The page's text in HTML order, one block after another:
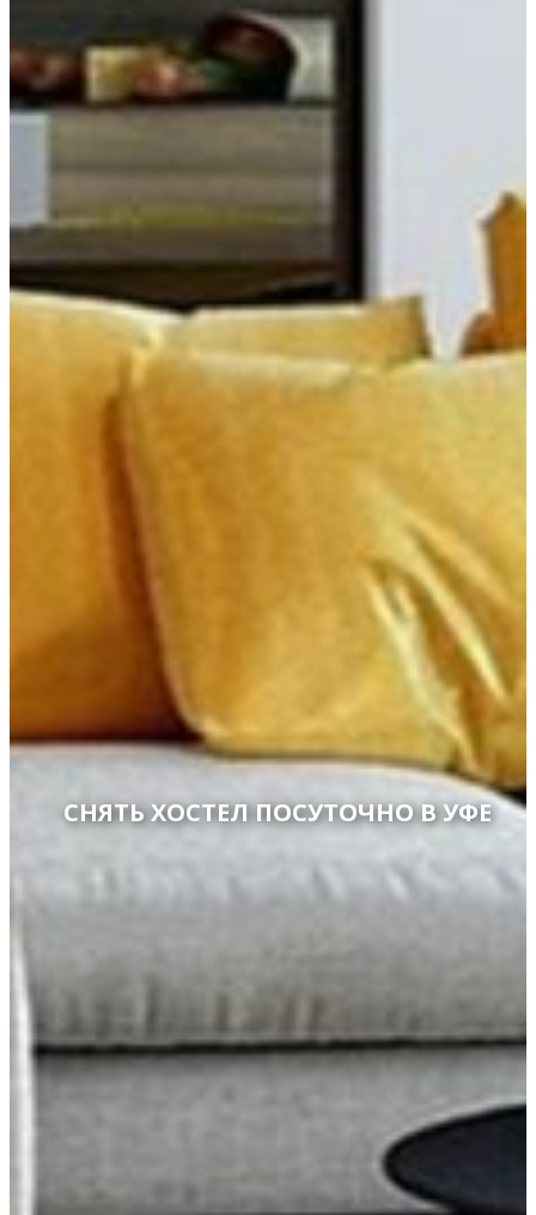
СНЯТЬ ХОСТЕЛ ПОСУТОЧНО В УФЕ